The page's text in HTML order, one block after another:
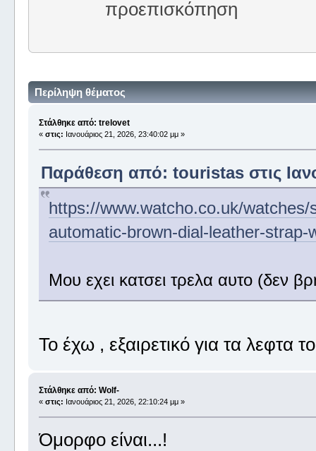
προεπισκόπηση
Περίληψη θέματος
Στάλθηκε από: trelovet
« στις: Ιανουάριος 21, 2026, 23:40:02 μμ »
Παράθεση από: touristas στις
https://www.watcho.co.uk/
automatic-brown-dial-leather-strap-
Μου εχει κατσει τρελα αυτο (δεν
Το έχω , εξαιρετικό για τα λεφτα
Στάλθηκε από: Wolf-
« στις: Ιανουάριος 21, 2026, 22:10:24 μμ »
Όμορφο είναι...!